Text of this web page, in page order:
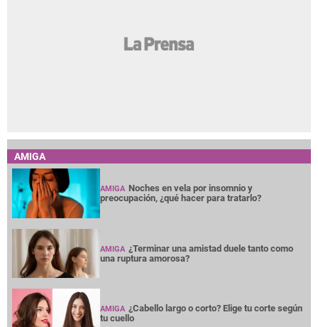
AMIGA
AMIGA Noches en vela por insomnio y
preocupación, ¿qué hacer para tratarlo?
AMIGA ¿Terminar una amistad duele tanto como
una ruptura amorosa?
AMIGA ¿Cabello largo o corto? Elige tu corte según
tu cuello